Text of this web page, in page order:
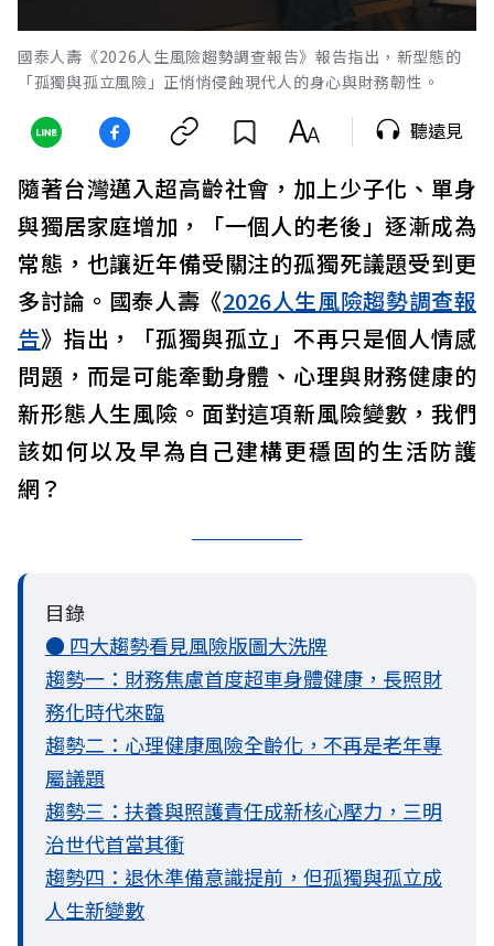
國泰人壽《2026人生風險趨勢調查報告》報告指出，新型態的
「孤獨與孤立風險」正悄悄侵蝕現代人的身心與財務韌性。
聽遠見
隨著台灣邁入超高齡社會，加上少子化、單身
與獨居家庭增加，「一個人的老後」逐漸成為
常態，也讓近年備受關注的孤獨死議題受到更
多討論。國泰人壽《2026人生風險趨勢調查報
告》指出，「孤獨與孤立」不再只是個人情感
問題，而是可能牽動身體、心理與財務健康的
新形態人生風險。面對這項新風險變數，我們
該如何以及早為自己建構更穩固的生活防護
網？
目錄
● 四大趨勢看見風險版圖大洗牌
趨勢一：財務焦慮首度超車身體健康，長照財
務化時代來臨
趨勢二：心理健康風險全齡化，不再是老年專
屬議題
趨勢三：扶養與照護責任成新核心壓力，三明
治世代首當其衝
趨勢四：退休準備意識提前，但孤獨與孤立成
人生新變數